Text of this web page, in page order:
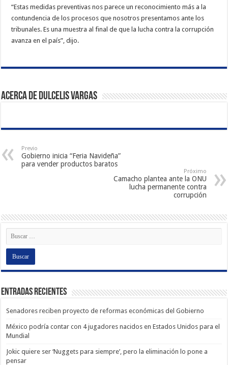
“Estas medidas preventivas nos parece un reconocimiento más a la
contundencia de los procesos que nosotros presentamos ante los
tribunales. Es una muestra al final de que la lucha contra la corrupción
avanza en el país”, dijo.
Acerca de Dulcelis Vargas
Previo
Gobierno inicia “Feria Navideña”
para vender productos baratos
Próximo
Camacho plantea ante la ONU
lucha permanente contra
corrupción
Entradas recientes
Senadores reciben proyecto de reformas económicas del Gobierno
México podría contar con 4 jugadores nacidos en Estados Unidos para el
Mundial
Jokic quiere ser ‘Nuggets para siempre’, pero la eliminación lo pone a
pensar